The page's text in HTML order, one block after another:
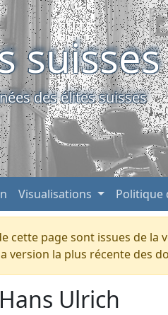
suisses
des élites suisses
Visualisations Politique
cette page sont issues de la
version la plus récente des
Ulrich